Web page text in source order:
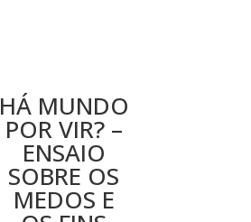
HÁ MUNDO
POR VIR? –
ENSAIO
SOBRE OS
MEDOS E